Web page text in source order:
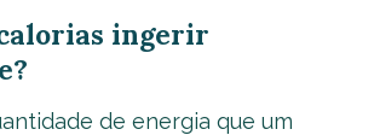
ingerir
de energia que um